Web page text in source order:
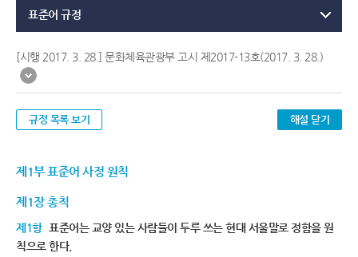
표준어 규정
[시행 2017. 3. 28.] 문화체육관광부 고시 제2017-13호(2017. 3. 28.)
규정 목록 보기 해설 닫기
제1부 표준어 사정 원칙
제1장 총칙
제1항 표준어는 교양 있는 사람들이 두루 쓰는 현대 서울말로 정함을 원
칙으로 한다.